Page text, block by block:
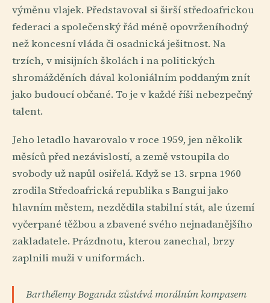
výměnu vlajek. Představoval si širší středoafrickou
federaci a společenský řád méně opovrženíhodný
než koncesní vláda či osadnická ješitnost. Na
trzích, v misijních školách i na politických
shromážděních dával koloniálním poddaným znít
jako budoucí občané. To je v každé říši nebezpečný
talent.
Jeho letadlo havarovalo v roce 1959, jen několik
měsíců před nezávislostí, a země vstoupila do
svobody už napůl osiřelá. Když se 13. srpna 1960
zrodila Středoafrická republika s Bangui jako
hlavním městem, nezdědila stabilní stát, ale území
vyčerpané těžbou a zbavené svého nejnadanějšího
zakladatele. Prázdnotu, kterou zanechal, brzy
zaplnili muži v uniformách.
Barthélemy Boganda zůstává morálním kompasem